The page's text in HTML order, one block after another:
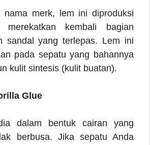
nama merk, lem ini diproduksi
merekatkan kembali bagian
sandal yang terlepas. Lem ini
pada sepatu yang bahannya
kulit sintesis (kulit buatan).
Glue
dalam bentuk cairan yang
berbusa. Jika sepatu Anda